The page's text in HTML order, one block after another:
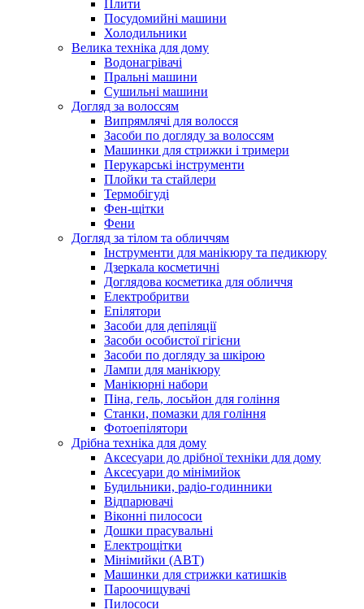
Плити
Посудомийні машини
Холодильники
Велика техніка для дому
Водонагрівачі
Пральні машини
Сушильні машини
Догляд за волоссям
Випрямлячі для волосся
Засоби по догляду за волоссям
Машинки для стрижки і тримери
Перукарські інструменти
Плойки та стайлери
Термобігуді
Фен-щітки
Фени
Догляд за тілом та обличчям
Інструменти для манікюру та педикюру
Дзеркала косметичні
Доглядова косметика для обличчя
Електробритви
Епілятори
Засоби для депіляції
Засоби особистої гігієни
Засоби по догляду за шкірою
Лампи для манікюру
Манікюрні набори
Піна, гель, лосьйон для гоління
Станки, помазки для гоління
Фотоепілятори
Дрібна техніка для дому
Аксесуари до дрібної техніки для дому
Аксесуари до мінімийок
Будильники, радіо-годинники
Відпарювачі
Віконні пилососи
Дошки прасувальні
Електрощітки
Мінімийки (АВТ)
Машинки для стрижки катишків
Пароочищувачі
Пилососи